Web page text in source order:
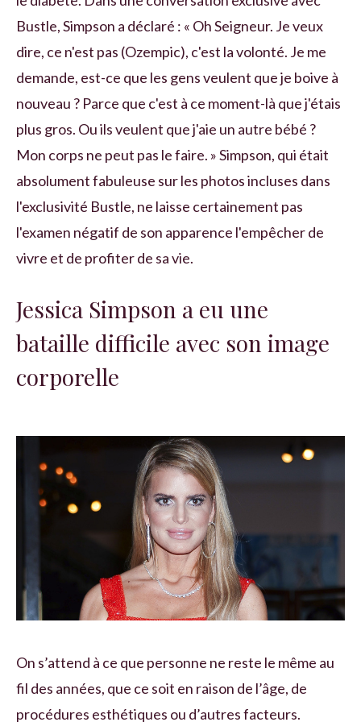
Bustle, Simpson a déclaré : « Oh Seigneur. Je veux
dire, ce n'est pas (Ozempic), c'est la volonté. Je me
demande, est-ce que les gens veulent que je boive à
nouveau ? Parce que c'est à ce moment-là que j'étais
plus gros. Ou ils veulent que j'aie un autre bébé ?
Mon corps ne peut pas le faire. » Simpson, qui était
absolument fabuleuse sur les photos incluses dans
l'exclusivité Bustle, ne laisse certainement pas
l'examen négatif de son apparence l'empêcher de
vivre et de profiter de sa vie.
Jessica Simpson a eu une
bataille difficile avec son image
corporelle
On s’attend à ce que personne ne reste le même au
fil des années, que ce soit en raison de l’âge, de
procédures esthétiques ou d’autres facteurs.